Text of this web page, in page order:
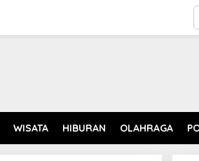
WISATA HIBURAN OLAHRAGA